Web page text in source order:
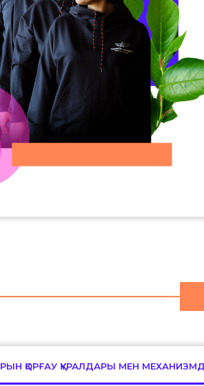
ҚОРҒАУ ҚҰРАЛДАРЫ МЕН